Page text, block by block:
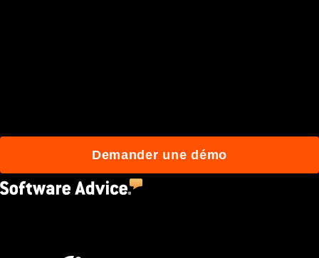
Demander une démo